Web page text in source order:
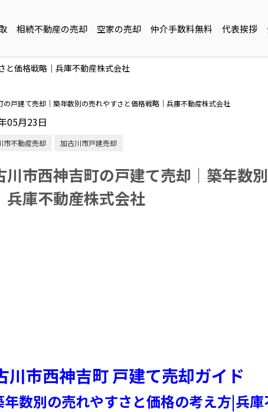
相続不動産の売却 空家の売却 仲介手数料無料 代表挨拶
と価格戦略｜兵庫不動産株式会社
の戸建て売却｜築年数別の売れやすさと価格戦略｜兵庫不動産株式会社
05月23日
市不動産売却 加古川市戸建売却
川市西神吉町の戸建て売却｜築年数
兵庫不動産株式会社
川市西神吉町 戸建て売却ガイド
年数別の売れやすさと価格の考え方|兵